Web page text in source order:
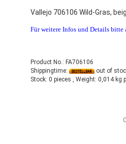
Vallejo 706106 Wild-Gras,
Für weitere Infos und Details
Product No.: FA706106
Shippingtime:
out of
Stock: 0 pieces , Weight: 0,014kg